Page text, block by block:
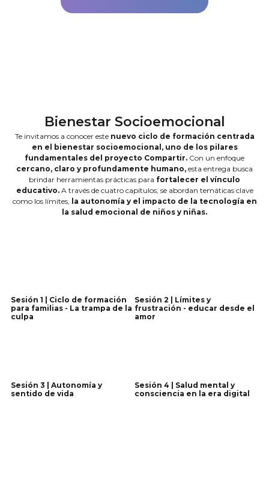
Bienestar Socioemocional
Te invitamos a conocer este nuevo ciclo de formación centrada
en el bienestar socioemocional, uno de los pilares
fundamentales del proyecto Compartir. Con un enfoque
cercano, claro y profundamente humano, esta entrega busca
brindar herramientas prácticas para fortalecer el vínculo
educativo.A través de cuatro capítulos, se abordan temáticas clave
como los límites, la autonomía y el impacto de la tecnología en
la salud emocional de niños y niñas.
Sesión 1 | Ciclo de formación
para familias - La trampa de la
culpa
Sesión 2 | Límites y
frustración - educar desde el
amor
Sesión 3 | Autonomía y
sentido de vida
Sesión 4 | Salud mental y
consciencia en la era digital